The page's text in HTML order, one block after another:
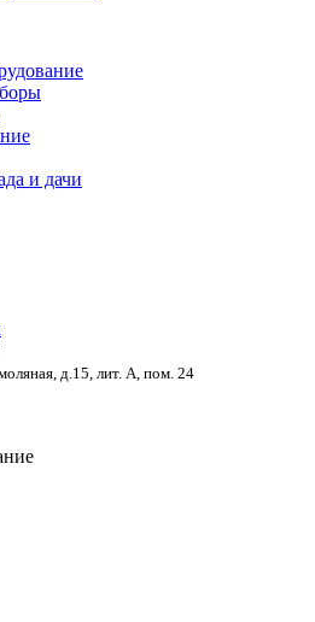
и дачи
д.15, лит. А, пом. 24